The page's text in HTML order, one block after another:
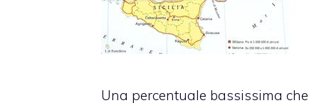
Una percentuale bassissima che